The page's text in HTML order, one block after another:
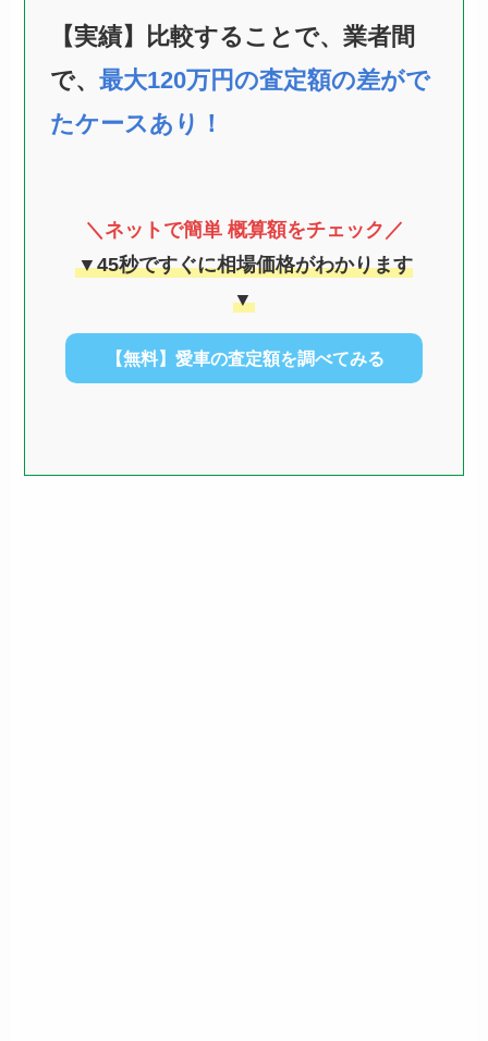
【実績】比較することで、業者間
で、 最大120万円の査定額の差がで
たケースあり！
＼ネットで簡単 概算額をチェック／
▼45秒ですぐに相場価格がわかります
▼
【無料】愛車の査定額を調べてみる